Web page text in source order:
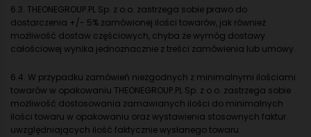
6.3. THEONEGROUP.PL Sp. z o.o. zastrzega sobie prawo do
dostarczenia +/- 5% zamówionej ilości towarów, jak również
możliwość dostaw częściowych, chyba że wymóg dostawy
całościowej wynika jednoznacznie z treści zamówienia lub umowy.
6.4. W przypadku zamówień niezgodnych z minimalnymi ilościami
towarów w opakowaniu THEONEGROUP.PL Sp. z o.o. zastrzega sobie
możliwość dostosowania zamawianych ilości do minimalnych
ilości towaru w opakowaniu oraz wystawienia stosownych faktur
uwzględniających ilość faktycznie wysłanego towaru.